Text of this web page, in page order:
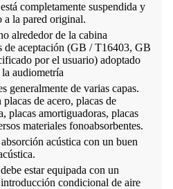
completamente suspendida y
a la pared original.
alrededor de la cabina
de aceptación (GB / T16403, GB
por el usuario) adoptado
audiometría
generalmente de varias capas.
de acero, placas de
placas amortiguadoras, placas
materiales fonoabsorbentes.
acústica con un buen
estar equipada con un
condicional de aire